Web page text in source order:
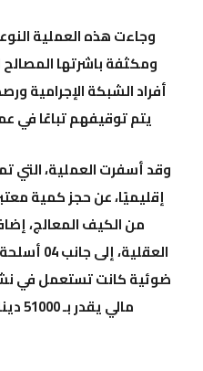
وجاءت هذه العملية
ومكثفة باشرتها
أفراد الشبكة الإجرامية
يتم توقيفهم تباعًا في
وقد أسفرت العملية، التي
ضوئية كانت تستعمل في